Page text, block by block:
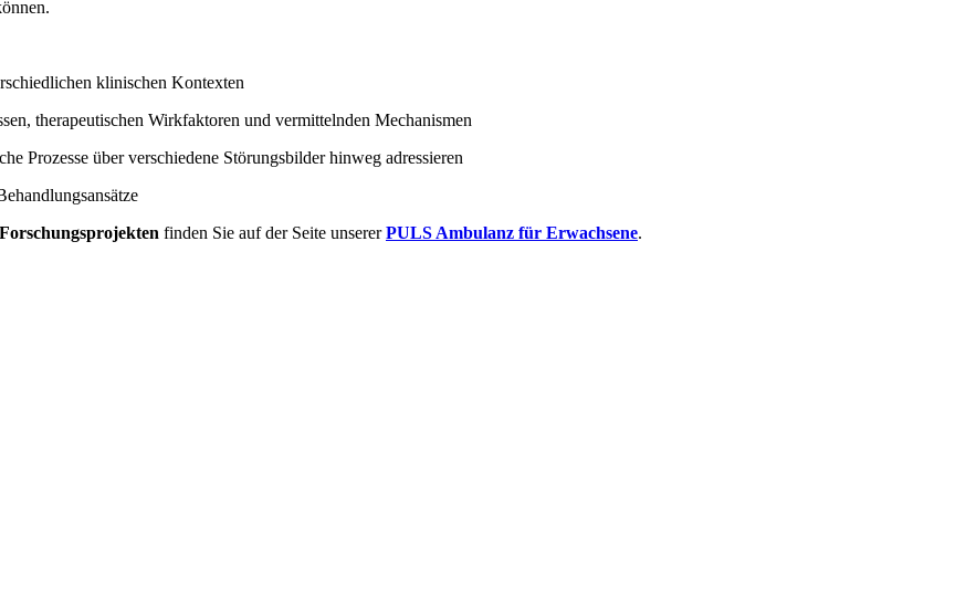
klinischen Kontexten
therapeutischen Wirkfaktoren und vermittelnden Mechanismen
Prozesse über verschiedene Störungsbilder hinweg adressieren
finden Sie auf der Seite unsererPULS Ambulanz für Erwachsene.